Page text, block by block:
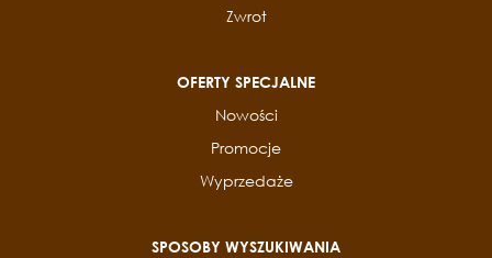
Zwrot
OFERTY SPECJALNE
Nowości
Promocje
Wyprzedaże
SPOSOBY WYSZUKIWANIA